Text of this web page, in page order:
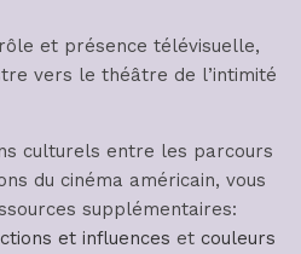
et présence télévisuelle,
vers le théâtre de l’intimité
culturels entre les parcours
du cinéma américain, vous
supplémentaires:
et influences et couleurs